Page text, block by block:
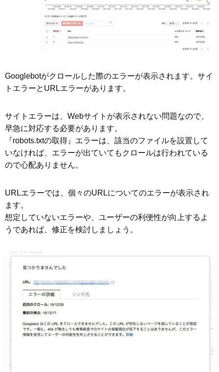
Googlebotがクロールした際のエラーが表示されます。サイ
トエラーとURLエラーがあります。
サイトエラーは、Webサイトが表示されない問題なので、
早急に対応する必要があります。
『robots.txtの取得』エラーは、該当のファイルを設置して
いなければ、エラーが出ていてもクロールは行われている
ので心配ありません。
URLエラーでは、個々のURLについてのエラーが表示され
ます。
想定していないエラーや、ユーザーの利便性が向上するよ
うであれば、修正を検討しましょう。